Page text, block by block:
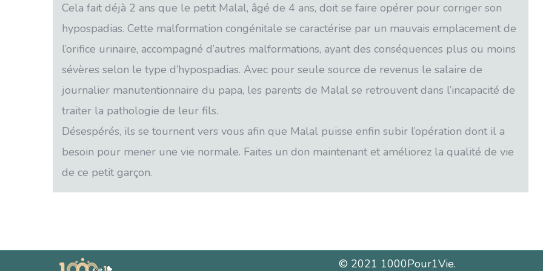
Cela fait déjà 2 ans que le petit Malal, âgé de 4 ans, doit se faire opérer pour corriger son
hypospadias. Cette malformation congénitale se caractérise par un mauvais emplacement de
l’orifice urinaire, accompagné d’autres malformations, ayant des conséquences plus ou moins
sévères selon le type d’hypospadias. Avec pour seule source de revenus le salaire de
journalier manutentionnaire du papa, les parents de Malal se retrouvent dans l’incapacité de
traiter la pathologie de leur fils.
Désespérés, ils se tournent vers vous afin que Malal puisse enfin subir l’opération dont il a
besoin pour mener une vie normale. Faites un don maintenant et améliorez la qualité de vie
de ce petit garçon.
© 2021 1000Pour1Vie.